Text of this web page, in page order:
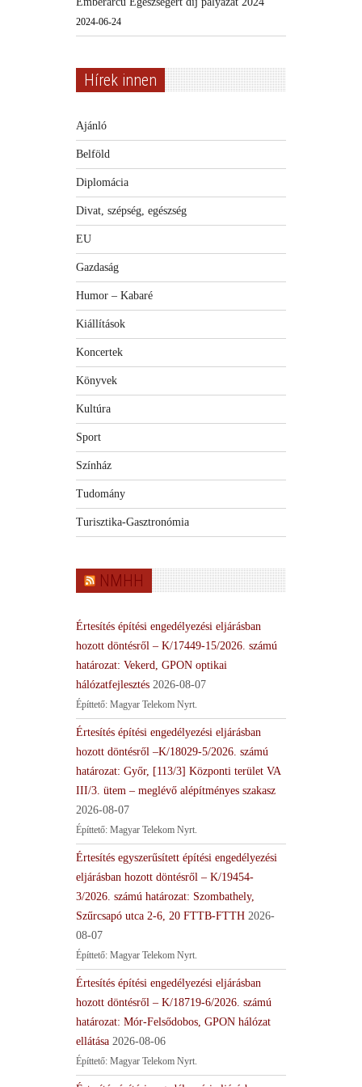
2024-06-24
Hírek innen
Ajánló
Belföld
Diplomácia
Divat, szépség, egészség
EU
Gazdaság
Humor – Kabaré
Kiállítások
Koncertek
Könyvek
Kultúra
Sport
Színház
Tudomány
Turisztika-Gasztronómia
NMHH
Értesítés építési engedélyezési eljárásban
hozott döntésről – K/17449-15/2026. számú
határozat: Vekerd, GPON optikai
hálózatfejlesztés 2026-08-07
Építtető: Magyar Telekom Nyrt.
Értesítés építési engedélyezési eljárásban
hozott döntésről –K/18029-5/2026. számú
határozat: Győr, [113/3] Központi terület VA
III/3. ütem – meglévő alépítményes szakasz
2026-08-07
Építtető: Magyar Telekom Nyrt.
Értesítés egyszerűsített építési engedélyezési
eljárásban hozott döntésről – K/19454-
3/2026. számú határozat: Szombathely,
Szűrcsapó utca 2-6, 20 FTTB-FTTH 2026-
08-07
Építtető: Magyar Telekom Nyrt.
Értesítés építési engedélyezési eljárásban
hozott döntésről – K/18719-6/2026. számú
határozat: Mór-Felsődobos, GPON hálózat
ellátása 2026-08-06
Építtető: Magyar Telekom Nyrt.